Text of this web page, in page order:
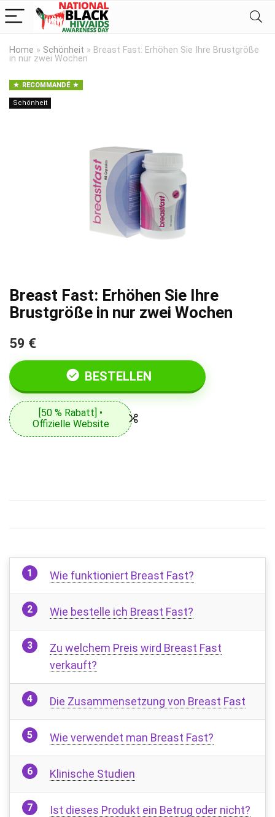
Home » Schönheit » Breast Fast: Erhöhen Sie Ihre Brustgröße
in nur zwei Wochen
RECOMMANDÉ
Schönheit
Breast Fast: Erhöhen Sie Ihre
Brustgröße in nur zwei Wochen
59 €
BESTELLEN
[50 % Rabatt] •
Offizielle Website
Wie funktioniert Breast Fast?
Wie bestelle ich Breast Fast?
Zu welchem ​​Preis wird Breast Fast
verkauft?
Die Zusammensetzung von Breast Fast
Wie verwendet man Breast Fast?
Klinische Studien
Ist dieses Produkt ein Betrug oder nicht?